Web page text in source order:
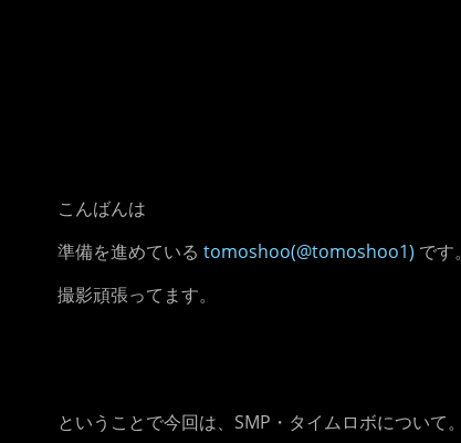
こんばんは
準備を進めている tomoshoo(@tomoshoo1) です。
撮影頑張ってます。
ということで今回は、SMP・タイムロボについて。